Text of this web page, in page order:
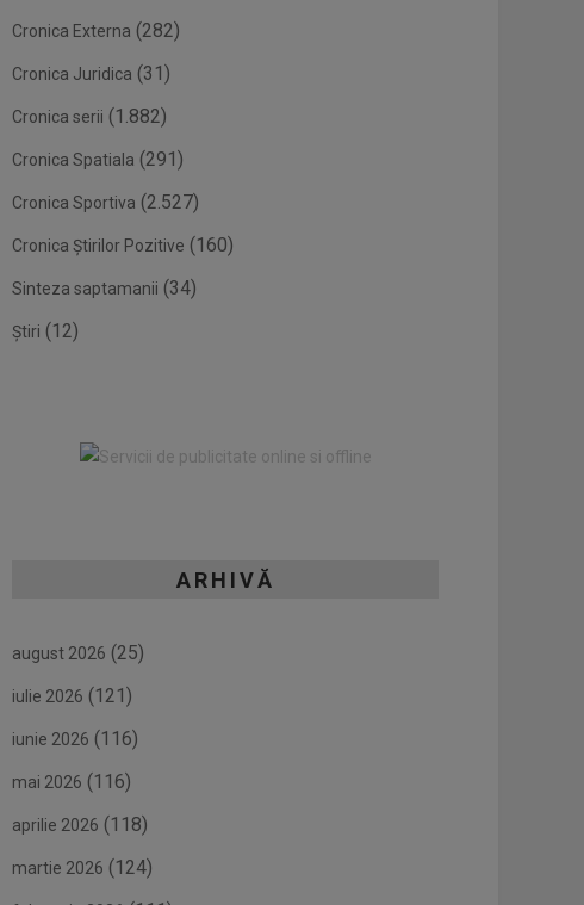
Cronica Externa (282)
Cronica Juridica (31)
Cronica serii (1.882)
Cronica Spatiala (291)
Cronica Sportiva (2.527)
Cronica Știrilor Pozitive (160)
Sinteza saptamanii (34)
Știri (12)
ARHIVĂ
august 2026 (25)
iulie 2026 (121)
iunie 2026 (116)
mai 2026 (116)
aprilie 2026 (118)
martie 2026 (124)